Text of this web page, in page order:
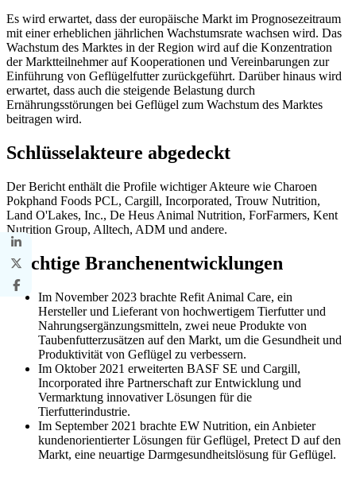
Es wird erwartet, dass der europäische Markt im Prognosezeitraum
mit einer erheblichen jährlichen Wachstumsrate wachsen wird. Das
Wachstum des Marktes in der Region wird auf die Konzentration
der Marktteilnehmer auf Kooperationen und Vereinbarungen zur
Einführung von Geflügelfutter zurückgeführt. Darüber hinaus wird
erwartet, dass auch die steigende Belastung durch
Ernährungsstörungen bei Geflügel zum Wachstum des Marktes
beitragen wird.
Schlüsselakteure abgedeckt
Der Bericht enthält die Profile wichtiger Akteure wie Charoen
Pokphand Foods PCL, Cargill, Incorporated, Trouw Nutrition,
Land O'Lakes, Inc., De Heus Animal Nutrition, ForFarmers, Kent
Nutrition Group, Alltech, ADM und andere.
Wichtige Branchenentwicklungen
Im November 2023 brachte Refit Animal Care, ein
Hersteller und Lieferant von hochwertigem Tierfutter und
Nahrungsergänzungsmitteln, zwei neue Produkte von
Taubenfutterzusätzen auf den Markt, um die Gesundheit und
Produktivität von Geflügel zu verbessern.
Im Oktober 2021 erweiterten BASF SE und Cargill,
Incorporated ihre Partnerschaft zur Entwicklung und
Vermarktung innovativer Lösungen für die
Tierfutterindustrie.
Im September 2021 brachte EW Nutrition, ein Anbieter
kundenorientierter Lösungen für Geflügel, Pretect D auf den
Markt, eine neuartige Darmgesundheitslösung für Geflügel.